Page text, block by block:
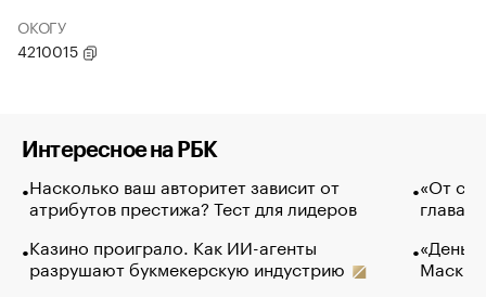
ОКОГУ
4210015
Интересное на РБК
Насколько ваш авторитет зависит от
атрибутов престижа? Тест для лидеров
Казино проиграло. Как ИИ-агенты
разрушают букмекерскую индустрию
«От
глава
Маск в